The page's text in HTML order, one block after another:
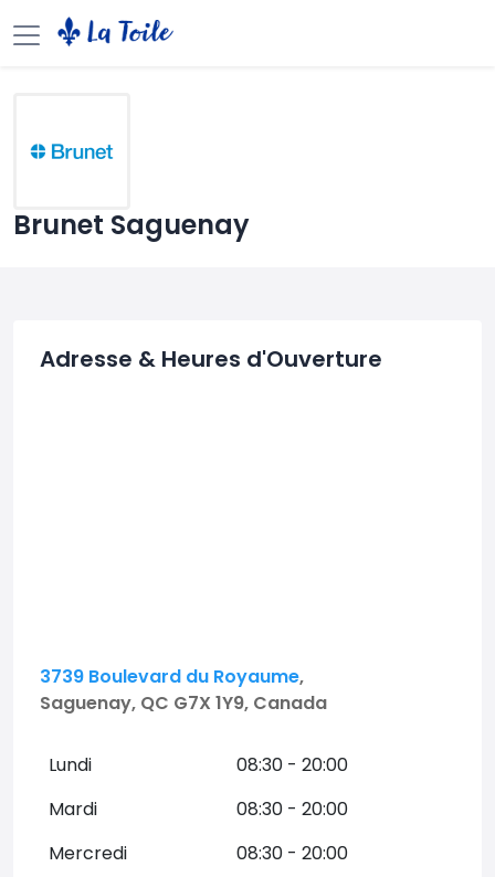
Brunet Saguenay
Adresse & Heures d'Ouverture
3739 Boulevard du Royaume,
Saguenay, QC G7X 1Y9, Canada
Lundi
08:30 - 20:00
Mardi
08:30 - 20:00
Mercredi
08:30 - 20:00